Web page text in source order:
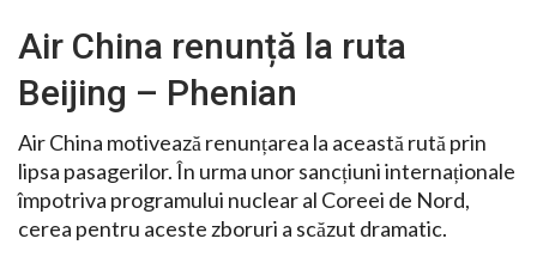
Air China renunță la ruta
Beijing – Phenian
Air China motivează renunțarea la această rută prin
lipsa pasagerilor. În urma unor sancțiuni internaționale
împotriva programului nuclear al Coreei de Nord,
cerea pentru aceste zboruri a scăzut dramatic.